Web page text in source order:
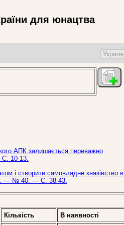
для юнацтва
АПК залишається переважно
10-13.
і створити самовладне князівство в
— № 40. — С. 38-43.
Кількість
В наявностi